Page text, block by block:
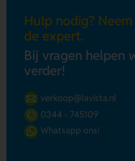
Hulp nodig?
de expert.
Bij vragen helpen
verder!
verkoop@lavista.nl
0344 - 745109
Whatsapp ons!